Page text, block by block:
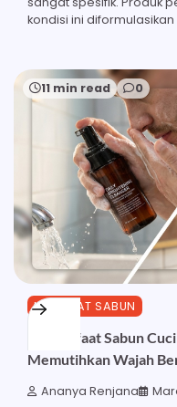
kondisi ini
11 min read 0
MANFAAT SABUN
25 Manfaat Sabun
Memutihkan Wajah
Ananya Renjana